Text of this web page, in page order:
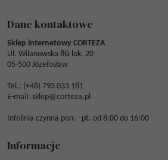
Dane kontaktowe
Sklep internetowy CORTEZA
Ul. Wilanowska 8G lok. 20
05-500 Józefosław
Tel.: (+48) 793 033 181
E-mail: sklep@corteza.pl
Infolinia czynna pon. - pt. od 8:00 do 16:00
Informacje